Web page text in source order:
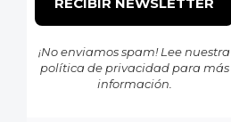
¡No enviamos spam! Lee nuestra
política de privacidadpara más
información.